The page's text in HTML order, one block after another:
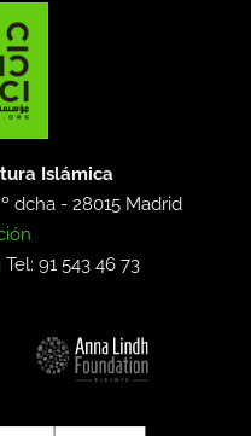
Islámica
dcha -28015 Madrid
Tel: 91 543 46 73